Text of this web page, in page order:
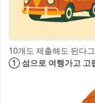
10개도 제출해도 된다
① 섬으로 여행가고 고